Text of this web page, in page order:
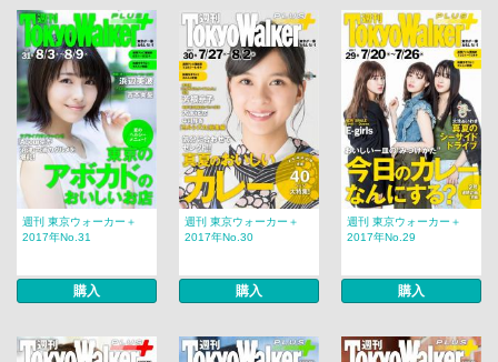
週刊 東京ウォーカー＋
2017年No.31
購入
週刊 東京ウォーカー＋
2017年No.30
購入
週刊 東京ウォーカー＋
2017年No.29
購入